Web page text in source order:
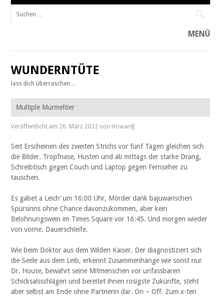
MENÜ
Zum
springen
WUNDERNTÜTE
lass dich überraschen…
Multiple Murmeltier
Veröffentlicht am 26. März 2022 von HowardJ
Seit Erscheinen des zweiten Strichs vor fünf Tagen gleichen sich
die Bilder. Tropfnase, Husten und ab mittags der starke Drang,
Schreibtisch gegen Couch und Laptop gegen Fernseher zu
tauschen.
Es gabet a Leich‘ um 16:00 Uhr, Mörder dank bajuwarischen
Spürsinns ohne Chance davonzukommen, aber kein
Belohnungswein im Times Square vor 16:45. Und morgen wieder
von vorne. Dauerschleife.
Wie beim Doktor aus dem Wilden Kaiser. Der diagnostiziert sich
die Seele aus dem Leib, erkennt Zusammenhänge wie sonst nur
Dr. House, bewahrt seine Mitmenschen vor unfassbaren
Schicksalsschlägen und bereitet ihnen rosigste Zukünfte, steht
aber selbst am Ende ohne Partnerin dar. On – Off. Zum x-ten